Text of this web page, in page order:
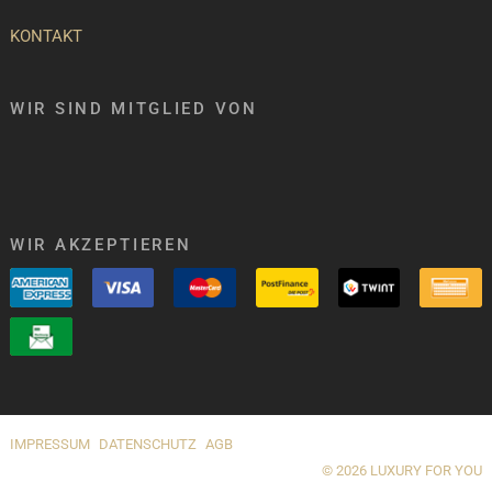
KONTAKT
WIR SIND MITGLIED VON
WIR AKZEPTIEREN
IMPRESSUM DATENSCHUTZ AGB
© 2026 LUXURY FOR YOU